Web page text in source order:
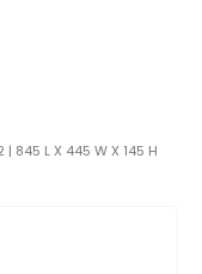
| 845 L X 445 W X 145 H